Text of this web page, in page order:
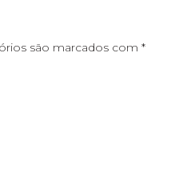
são marcados com *